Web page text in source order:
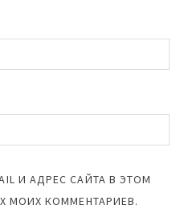
И АДРЕС САЙТА В ЭТОМ
МОИХ КОММЕНТАРИЕВ.